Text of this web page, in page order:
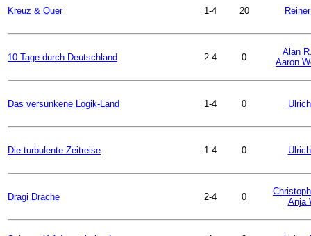
Kreuz & Quer 1-4 20
10 Tage durch Deutschland 2-4 0
Alan
Aaron
Das versunkene Logik-Land 1-4 0
Die turbulente Zeitreise 1-4 0
Dragi Drache 2-4 0
Anja